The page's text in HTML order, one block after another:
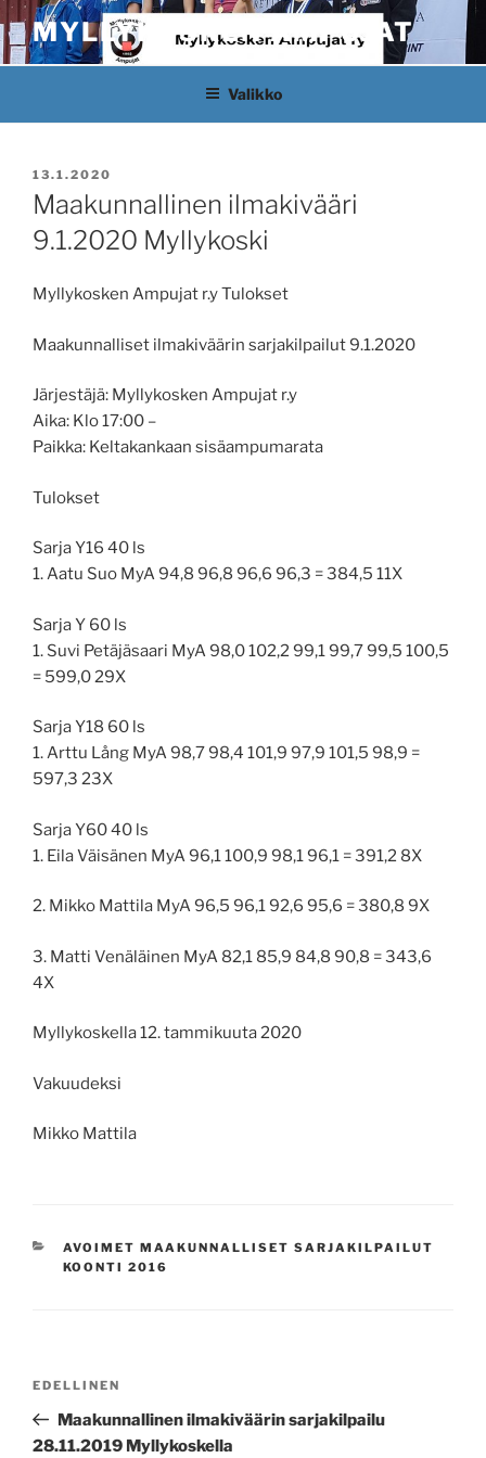
Siirry
sisältöönMYLLYKOSKEN AMPUJAT
Valikko
JULKAISTU
13.1.2020
Maakunnallinen ilmakivääri
9.1.2020 Myllykoski
Myllykosken Ampujat r.y Tulokset
Maakunnalliset ilmakiväärin sarjakilpailut 9.1.2020
Järjestäjä: Myllykosken Ampujat r.y
Aika: Klo 17:00 –
Paikka: Keltakankaan sisäampumarata
Tulokset
Sarja Y16 40 ls
1. Aatu Suo MyA 94,8 96,8 96,6 96,3 = 384,5 11X
Sarja Y 60 ls
1. Suvi Petäjäsaari MyA 98,0 102,2 99,1 99,7 99,5 100,5
= 599,0 29X
Sarja Y18 60 ls
1. Arttu Lång MyA 98,7 98,4 101,9 97,9 101,5 98,9 =
597,3 23X
Sarja Y60 40 ls
1. Eila Väisänen MyA 96,1 100,9 98,1 96,1 = 391,2 8X
2. Mikko Mattila MyA 96,5 96,1 92,6 95,6 = 380,8 9X
3. Matti Venäläinen MyA 82,1 85,9 84,8 90,8 = 343,6
4X
Myllykoskella 12. tammikuuta 2020
Vakuudeksi
Mikko Mattila
KATEGORIAT
AVOIMET MAAKUNNALLISET SARJAKILPAILUT
KOONTI 2016
Edellinen
artikkeli
EDELLINEN
Maakunnallinen ilmakiväärin sarjakilpailu
28.11.2019 Myllykoskella